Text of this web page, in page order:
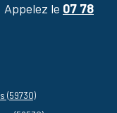
le 07 78
(59730)